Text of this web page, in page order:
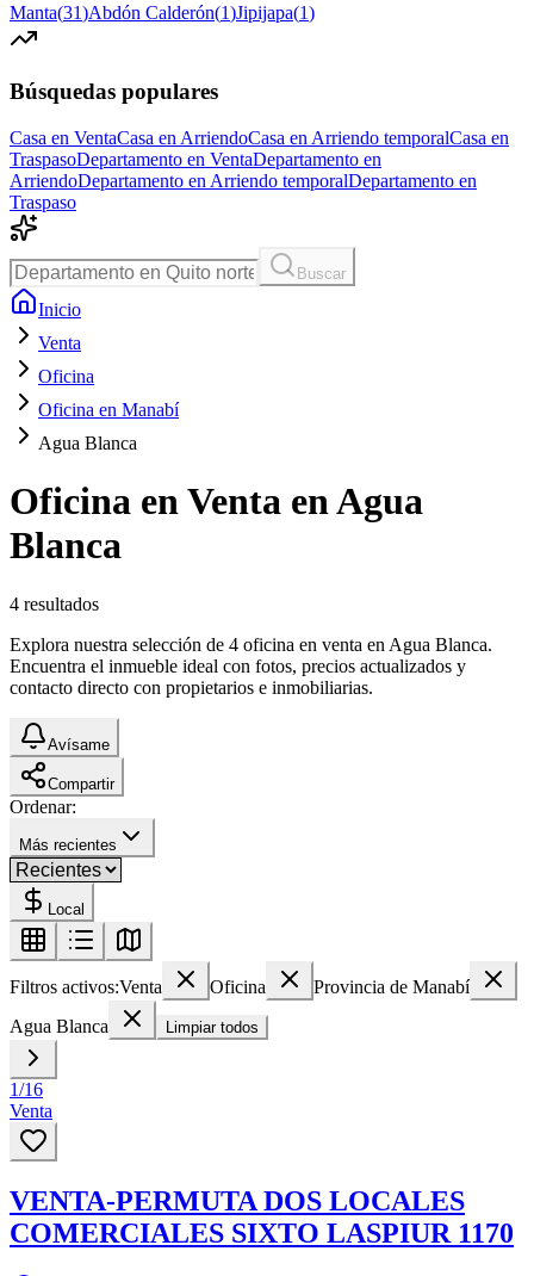
Manta(31)Abdón Calderón(1)Jipijapa(1)
Búsquedas populares
Casa en VentaCasa en ArriendoCasa en Arriendo temporalCasa en
TraspasoDepartamento en VentaDepartamento en
ArriendoDepartamento en Arriendo temporalDepartamento en
Traspaso
Buscar
Inicio
Venta
Oficina
Oficina en Manabí
Agua Blanca
Oficina en Venta en Agua
Blanca
4 resultados
Explora nuestra selección de 4 oficina en venta en Agua Blanca.
Encuentra el inmueble ideal con fotos, precios actualizados y
contacto directo con propietarios e inmobiliarias.
Avísame
Compartir
Ordenar:
Más recientes
Local
Filtros activos:Venta Oficina
Provincia de Manabí
Agua Blanca
Limpiar todos
1/16
Venta
VENTA-PERMUTA DOS LOCALES
COMERCIALES SIXTO LASPIUR 1170